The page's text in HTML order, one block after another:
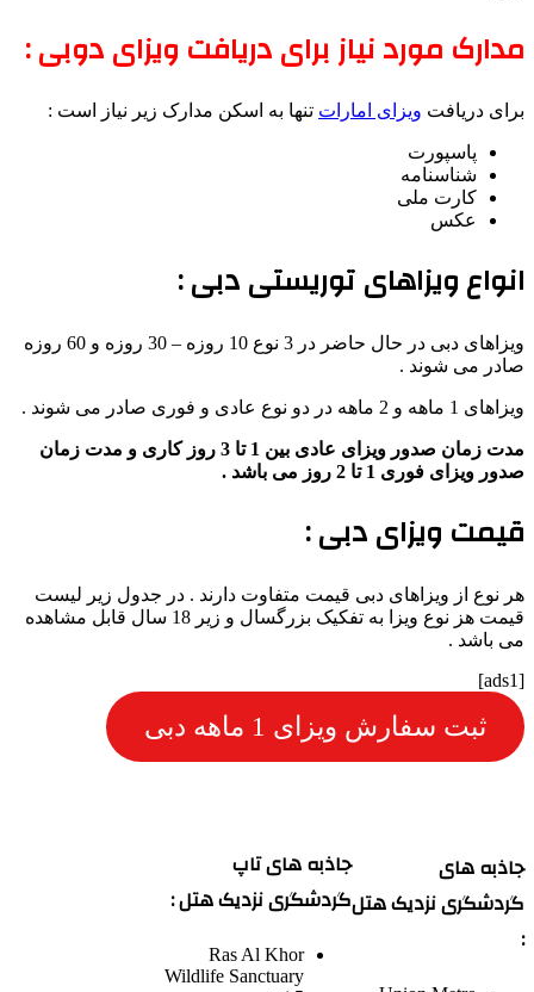
مدارک مورد نیاز برای دریافت ویزای دوبی :
برای دریافت ویزای امارات تنها به اسکن مدارک زیر نیاز است :
پاسپورت
شناسنامه
کارت ملی
عکس
انواع ویزاهای توریستی دبی :
ویزاهای دبی در حال حاضر در 3 نوع 10 روزه – 30 روزه و 60 روزه
صادر می شوند .
ویزاهای 1 ماهه و 2 ماهه در دو نوع عادی و فوری صادر می شوند .
مدت زمان صدور ویزای عادی بین 1 تا 3 روز کاری و مدت زمان
صدور ویزای فوری 1 تا 2 روز می باشد .
قیمت ویزای دبی :
هر نوع از ویزاهای دبی قیمت متفاوت دارند . در جدول زیر لیست
قیمت هز نوع ویزا به تفکیک بزرگسال و زیر 18 سال قابل مشاهده
می باشد .
[ads1]
ثبت سفارش ویزای 1 ماهه دبی
جاذبه های
گردشگری نزدیک هتل
:
جاذبه های تاپ
گردشگری نزدیک هتل :
Ras Al Khor
Wildlife Sanctuary